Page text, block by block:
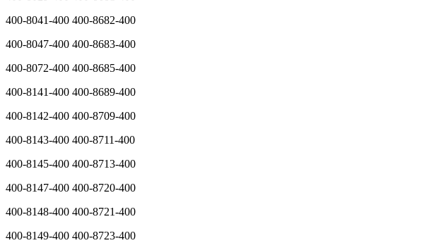
400-8041-400 400-8682-400
400-8047-400 400-8683-400
400-8072-400 400-8685-400
400-8141-400 400-8689-400
400-8142-400 400-8709-400
400-8143-400 400-8711-400
400-8145-400 400-8713-400
400-8147-400 400-8720-400
400-8148-400 400-8721-400
400-8149-400 400-8723-400